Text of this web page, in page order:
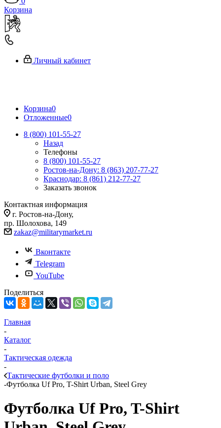
Корзина
Личный кабинет
Корзина0
Отложенные0
8 (800) 101-55-27
Назад
Телефоны
8 (800) 101-55-27
Ростов-на-Дону: 8 (863) 207-77-27
Краснодар: 8 (861) 212-77-27
Заказать звонок
Контактная информация
г. Ростов-на-Дону,
пр. Шолохова, 149
zakaz@militarymarket.ru
Вконтакте
Telegram
YouTube
Поделиться
Главная
-
Каталог
-
Тактическая одежда
-
Тактические футболки и поло
-Футболка Uf Pro, T-Shirt Urban, Steel Grey
Футболка Uf Pro, T-Shirt